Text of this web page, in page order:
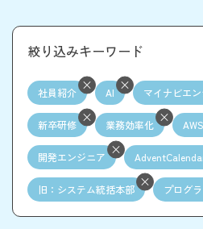
絞り込みキーワード
社員紹介 AI マイナビエ
新卒研修 業務効率化 AWS
開発エンジニア
旧：システム統括本部 プログ